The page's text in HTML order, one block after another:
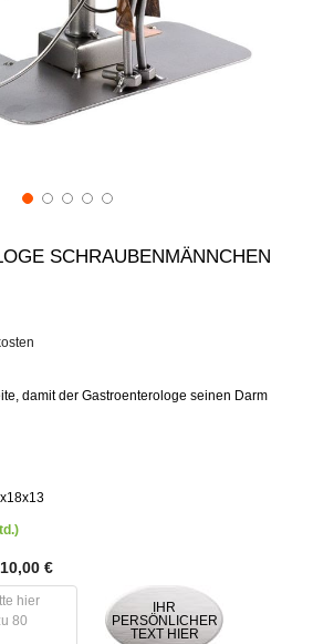
SCHRAUBENMÄNNCHEN
damit der Gastroenterologe seinen Darm
10,00 €
IHR
PERSÖNLICHER
TEXT HIER